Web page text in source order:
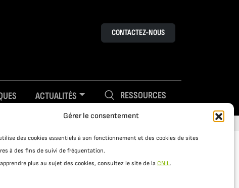
Gérer le consentement
des cookies essentiels à son fonctionnement et des cookies de sites
à des fins de suivi de fréquentation.
plus au sujet des cookies, consultez le site de la CNIL.
CONTACTEZ-NOUS
ACTUALITÉS RESSOURCES